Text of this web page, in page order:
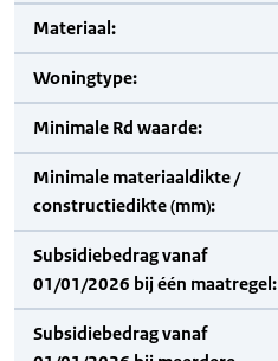
Materiaal:
Woningtype:
Minimale Rd waarde:
Minimale materiaaldikte /
constructiedikte (mm):
Subsidiebedrag vanaf
01/01/2026 bij één maatregel:
Subsidiebedrag vanaf